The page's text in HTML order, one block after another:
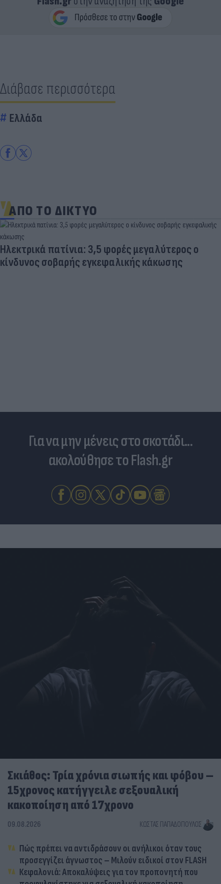
Διάβασε περισσότερα
Ελλάδα
ΑΠΟ ΤΟ ΔΙΚΤΥΟ
Ηλεκτρικά πατίνια: 3,5 φορές μεγαλύτερος ο
κίνδυνος σοβαρής εγκεφαλικής κάκωσης
Για να μην μένεις στο σκοτάδι...
ακολούθησε το Flash.gr
Σκιάθος: Τρία χρόνια σιωπής και φόβου –
15χρονος κατήγγειλε σεξουαλική
κακοποίηση από 17χρονο
09.08.2026 ΚΏΣΤΑΣ ΠΑΠΑΔΌΠΟΥΛΟΣ
Πώς πρέπει να αντιδράσουν οι ανήλικοι όταν τους
προσεγγίζει άγνωστος – Μιλούν ειδικοί στον FLASH
Κεφαλονιά: Αποκαλύψεις για τον προπονητή που